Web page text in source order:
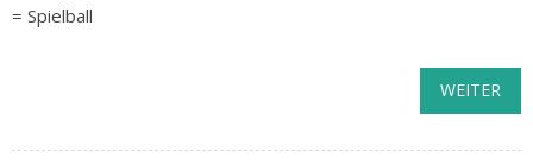
= Spielball
WEITER